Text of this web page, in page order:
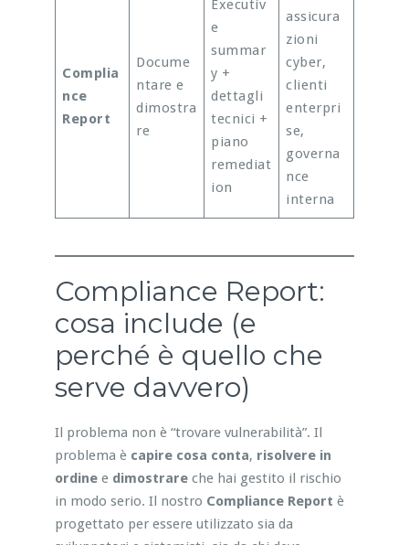
Complia
nce
Report
Docume
ntare e
dimostra
re
Executiv
e
summar
y +
dettagli
tecnici +
piano
remediat
ion
assicura
zioni
cyber,
clienti
enterpri
se,
governa
nce
interna
Compliance Report:
cosa include (e
perché è quello che
serve davvero)
Il problema non è “trovare vulnerabilità”. Il
problema è capire cosa conta, risolvere in
ordinee dimostrareche hai gestito il rischio
in modo serio. Il nostro Compliance Report è
progettato per essere utilizzato sia da